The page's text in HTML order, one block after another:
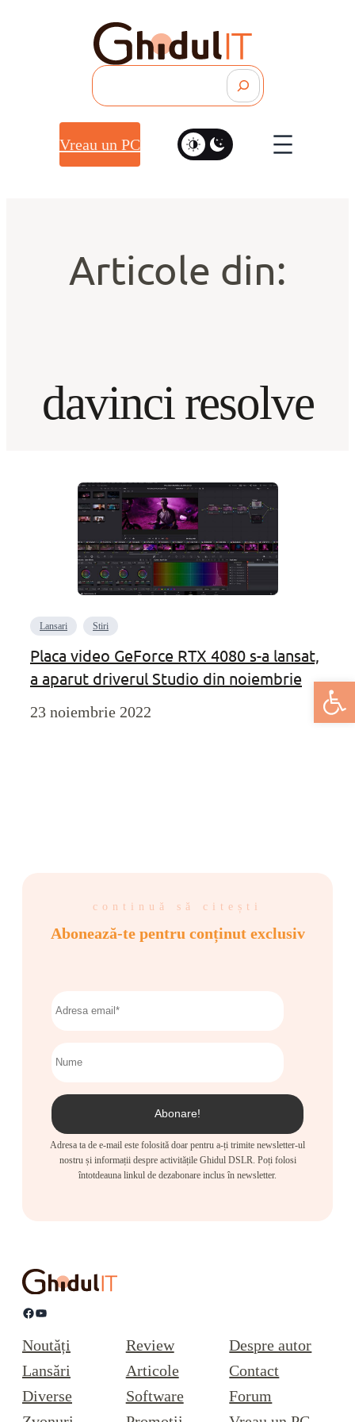
Deschide
Vreau un PC
Articole din:
davinci resolve
Lansari Stiri
Placa video GeForce RTX 4080 s-a lansat,
a aparut driverul Studio din noiembrie
23 noiembrie 2022
continuă să citești
Abonează-te pentru conținut exclusiv
Adresa ta de e-mail este folosită doar pentru a-ți trimite newsletter-ul
nostru și informații despre activitățile Ghidul DSLR. Poți folosi
întotdeauna linkul de dezabonare inclus în newsletter.
Facebook YouTube
Noutăți
Lansări
Diverse
Review
Articole
Software
Despre autor
Contact
Forum